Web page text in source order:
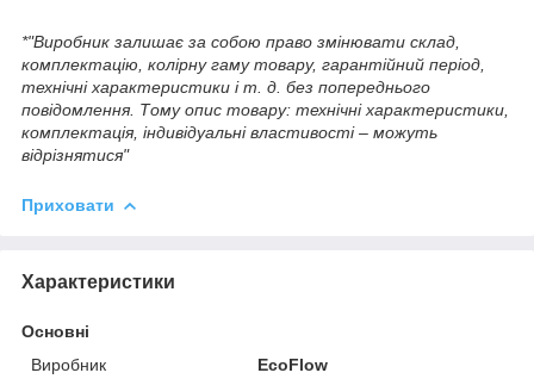
*"Виробник залишає за собою право змінювати склад,
комплектацію, колірну гаму товару, гарантійний період,
технічні характеристики і т. д. без попереднього
повідомлення. Тому опис товару: технічні характеристики,
комплектація, індивідуальні властивості – можуть
відрізнятися"
Приховати
Характеристики
Основні
Виробник
EcoFlow